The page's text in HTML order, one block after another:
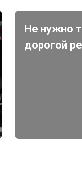
Не нужно
дорогой